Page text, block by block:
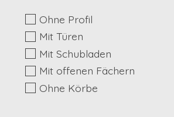
Ohne Profil
Mit Türen
Mit Schubladen
Mit offenen Fächern
Ohne Körbe